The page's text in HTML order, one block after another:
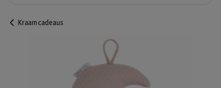
Kraamcadeaus